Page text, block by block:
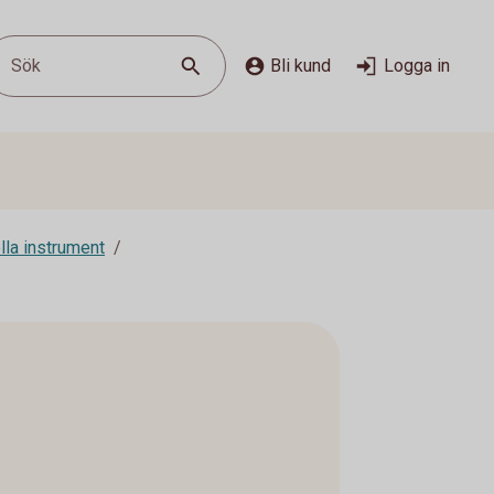
Sök Bli kund Logga in
instrument